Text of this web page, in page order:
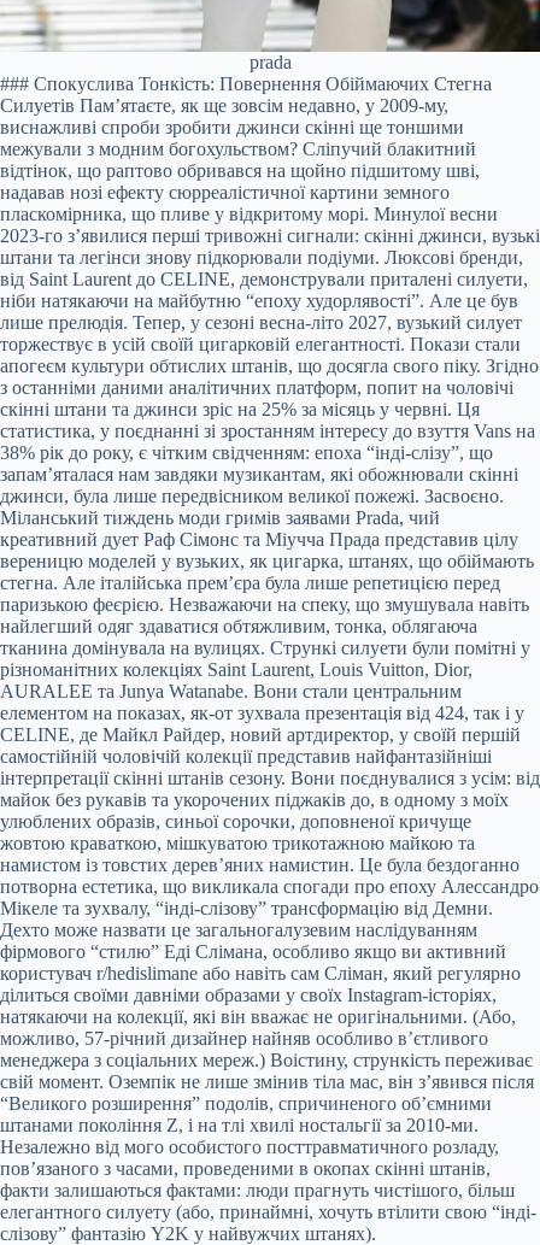
prada
### Спокуслива Тонкість: Повернення Обіймаючих Стегна
Силуетів Пам’ятаєте, як ще зовсім недавно, у 2009-му,
виснажливі спроби зробити джинси скінні ще тоншими
межували з модним богохульством? Сліпучий блакитний
відтінок, що раптово обривався на щойно підшитому шві,
надавав нозі ефекту сюрреалістичної картини земного
пласкомірника, що пливе у відкритому морі. Минулої весни
2023-го з’явилися перші тривожні сигнали: скінні джинси, вузькі
штани та легінси знову підкорювали подіуми. Люксові бренди,
від Saint Laurent до CELINE, демонстрували приталені силуети,
ніби натякаючи на майбутню “епоху худорлявості”. Але це був
лише прелюдія. Тепер, у сезоні весна-літо 2027, вузький силует
торжествує в усій своїй цигарковій елегантності. Покази стали
апогеєм культури обтислих штанів, що досягла свого піку. Згідно
з останніми даними аналітичних платформ, попит на чоловічі
скінні штани та джинси зріс на 25% за місяць у червні. Ця
статистика, у поєднанні зі зростанням інтересу до взуття Vans на
38% рік до року, є чітким свідченням: епоха “інді-слізу”, що
запам’яталася нам завдяки музикантам, які обожнювали скінні
джинси, була лише передвісником великої пожежі. Засвоєно.
Міланський тиждень моди гримів заявами Prada, чий
креативний дует Раф Сімонс та Міучча Прада представив цілу
вереницю моделей у вузьких, як цигарка, штанях, що обіймають
стегна. Але італійська прем’єра була лише репетицією перед
паризькою феєрією. Незважаючи на спеку, що змушувала навіть
найлегший одяг здаватися обтяжливим, тонка, облягаюча
тканина домінувала на вулицях. Стрункі силуети були помітні у
різноманітних колекціях Saint Laurent, Louis Vuitton, Dior,
AURALEE та Junya Watanabe. Вони стали центральним
елементом на показах, як-от зухвала презентація від 424, так і у
CELINE, де Майкл Райдер, новий артдиректор, у своїй першій
самостійній чоловічій колекції представив найфантазійніші
інтерпретації скінні штанів сезону. Вони поєднувалися з усім: від
майок без рукавів та укорочених піджаків до, в одному з моїх
улюблених образів, синьої сорочки, доповненої кричуще
жовтою краваткою, мішкуватою трикотажною майкою та
намистом із товстих дерев’яних намистин. Це була бездоганно
потворна естетика, що викликала спогади про епоху Алессандро
Мікеле та зухвалу, “інді-слізову” трансформацію від Демни.
Дехто може назвати це загальногалузевим наслідуванням
фірмового “стилю” Еді Слімана, особливо якщо ви активний
користувач r/hedislimane або навіть сам Сліман, який регулярно
ділиться своїми давніми образами у своїх Instagram-історіях,
натякаючи на колекції, які він вважає не оригінальними. (Або,
можливо, 57-річний дизайнер найняв особливо в’єтливого
менеджера з соціальних мереж.) Воістину, стрункість переживає
свій момент. Оземпік не лише змінив тіла мас, він з’явився після
“Великого розширення” подолів, спричиненого об’ємними
штанами покоління Z, і на тлі хвилі ностальгії за 2010-ми.
Незалежно від мого особистого посттравматичного розладу,
пов’язаного з часами, проведеними в окопах скінні штанів,
факти залишаються фактами: люди прагнуть чистішого, більш
елегантного силуету (або, принаймні, хочуть втілити свою “інді-
слізову” фантазію Y2K у найвужчих штанях).